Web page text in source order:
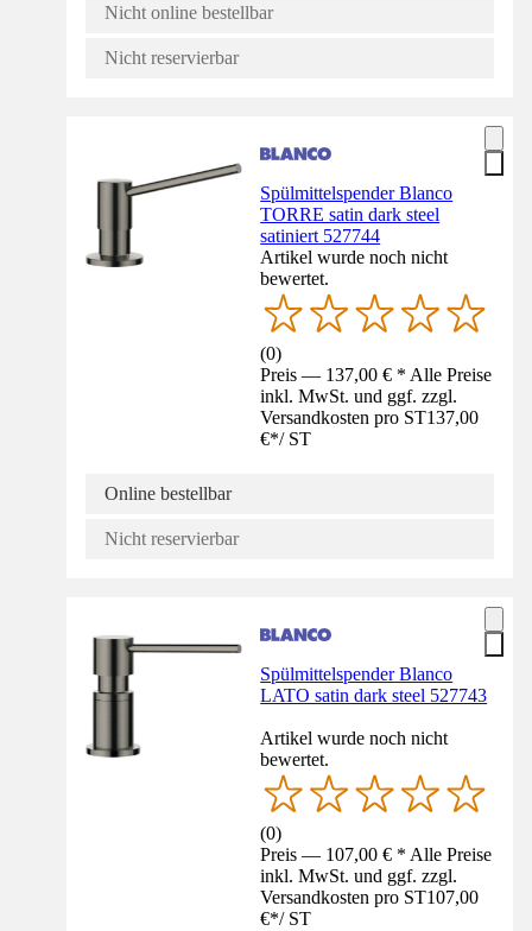
Nicht online bestellbar
Nicht reservierbar
Spülmittelspender Blanco
TORRE satin dark steel
satiniert 527744
Artikel wurde noch nicht
bewertet.
(0)
Preis — 137,00 € * Alle Preise
inkl. MwSt. und ggf. zzgl.
Versandkosten pro ST137,00
€*/ ST
Online bestellbar
Nicht reservierbar
Spülmittelspender Blanco
LATO satin dark steel 527743
Artikel wurde noch nicht
bewertet.
(0)
Preis — 107,00 € * Alle Preise
inkl. MwSt. und ggf. zzgl.
Versandkosten pro ST107,00
€*/ ST